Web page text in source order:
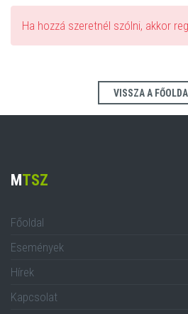
Ha hozzá szeretnél szólni, akkor
VISSZA A
MTSZ
Főoldal
Események
Hírek
Kapcsolat